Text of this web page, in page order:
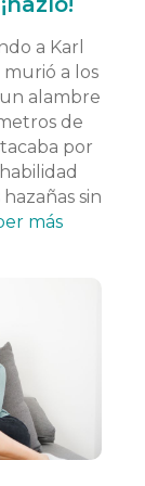
a Karl
a los
alambre
de
por
sin
más